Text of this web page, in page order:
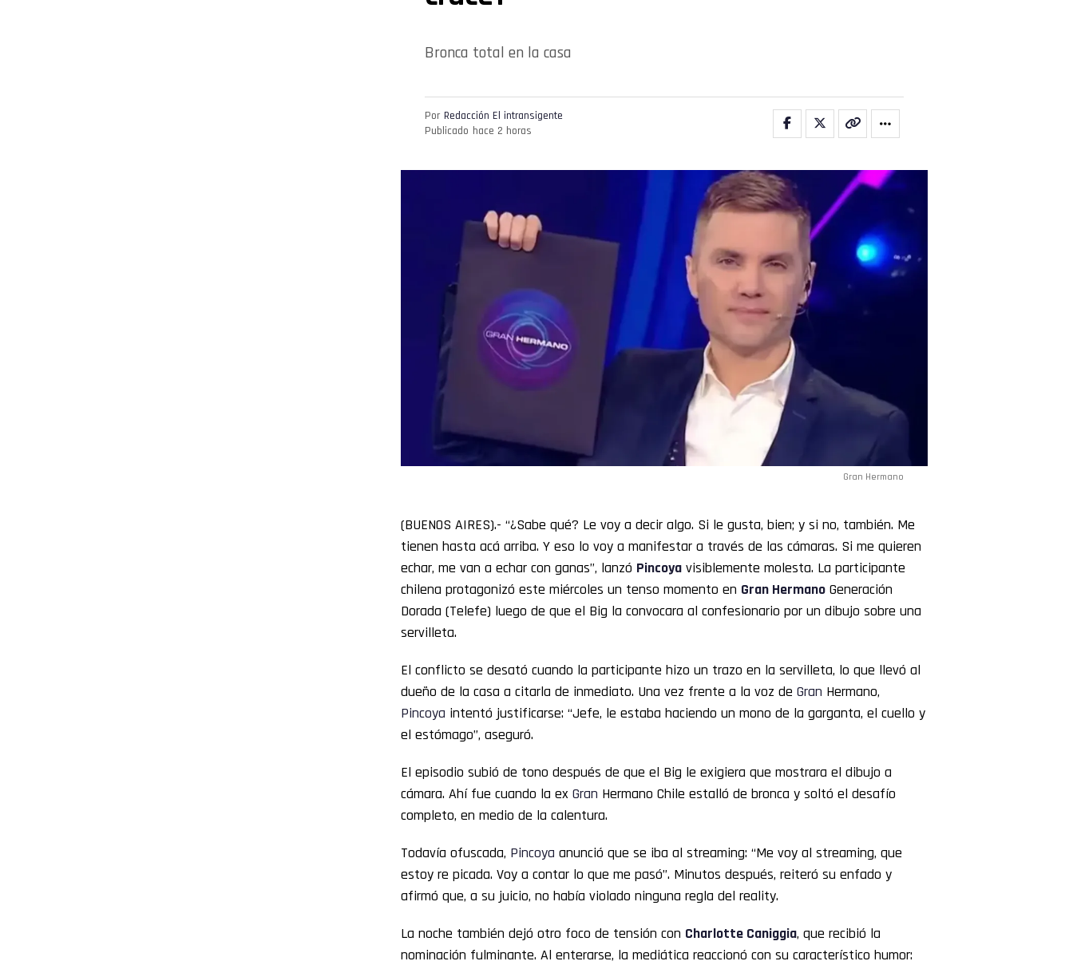
Bronca total en la casa
Por Redacción El intransigente
Publicado hace 2 horas
Gran Hermano
(BUENOS AIRES).- “¿Sabe qué? Le voy a decir algo. Si le gusta, bien; y si no, también. Me
tienen hasta acá arriba. Y eso lo voy a manifestar a través de las cámaras. Si me quieren
echar, me van a echar con ganas”, lanzó Pincoya visiblemente molesta. La participante
chilena protagonizó este miércoles un tenso momento en Gran Hermano Generación
Dorada (Telefe) luego de que el Big la convocara al confesionario por un dibujo sobre una
servilleta.
El conflicto se desató cuando la participante hizo un trazo en la servilleta, lo que llevó al
dueño de la casa a citarla de inmediato. Una vez frente a la voz de Gran Hermano,
Pincoya intentó justificarse: “Jefe, le estaba haciendo un mono de la garganta, el cuello y
el estómago”, aseguró.
El episodio subió de tono después de que el Big le exigiera que mostrara el dibujo a
cámara. Ahí fue cuando la ex Gran Hermano Chile estalló de bronca y soltó el desafío
completo, en medio de la calentura.
Todavía ofuscada, Pincoya anunció que se iba al streaming: “Me voy al streaming, que
estoy re picada. Voy a contar lo que me pasó”. Minutos después, reiteró su enfado y
afirmó que, a su juicio, no había violado ninguna regla del reality.
La noche también dejó otro foco de tensión con Charlotte Caniggia, que recibió la
nominación fulminante. Al enterarse, la mediática reaccionó con su característico humor: